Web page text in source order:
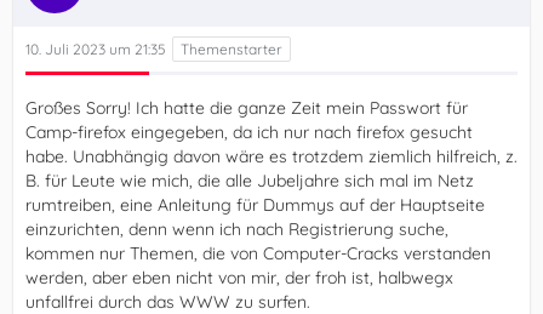
10. Juli 2023 um 21:35
Großes Sorry! Ich hatte die ganze Zeit mein Passwort für
Camp-firefox eingegeben, da ich nur nach firefox gesucht
habe. Unabhängig davon wäre es trotzdem ziemlich hilfreich, z.
B. für Leute wie mich, die alle Jubeljahre sich mal im Netz
rumtreiben, eine Anleitung für Dummys auf der Hauptseite
einzurichten, denn wenn ich nach Registrierung suche,
kommen nur Themen, die von Computer-Cracks verstanden
werden, aber eben nicht von mir, der froh ist, halbwegx
unfallfrei durch das WWW zu surfen.